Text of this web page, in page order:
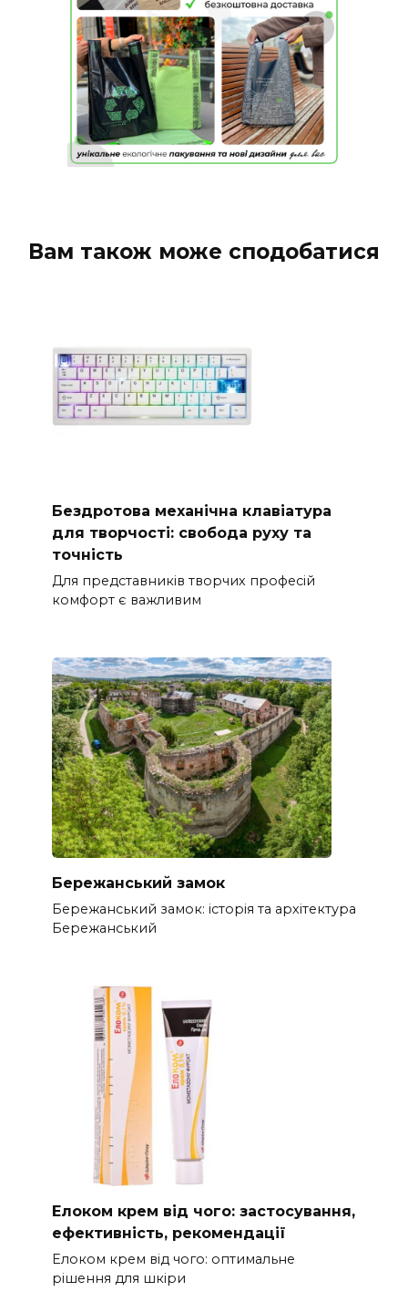
Вам також може сподобатися
Бездротова механічна клавіатура
для творчості: свобода руху та
точність
Для представників творчих професій
комфорт є важливим
Бережанський замок
Бережанський замок: історія та архітектура
Бережанський
Елоком крем від чого: застосування,
ефективність, рекомендації
Елоком крем від чого: оптимальне
рішення для шкіри